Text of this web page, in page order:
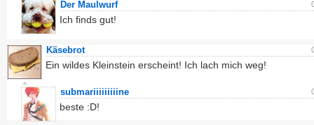
Der Maulwurf
Ich finds gut!
Käsebrot
Ein wildes Kleinstein erscheint! Ich lach mich weg!
submariiiiiiiiine
beste :D!